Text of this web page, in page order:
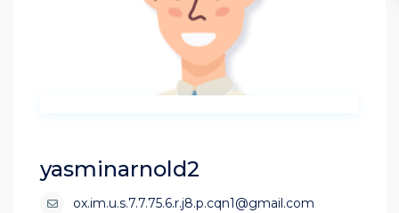
yasminarnold2
ox.im.u.s.7.7.75.6.r.j8.p.cqn1@gmail.com